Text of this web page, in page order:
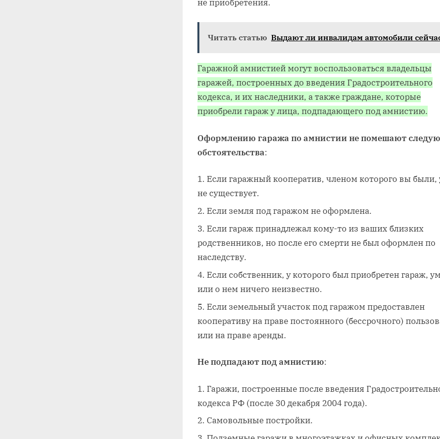
не приобретения.
Читать статью Выдают ли инвалидам автомобили
Гаражной амнистией могут воспользоваться владельцы
гаражей, построенных до введения Градостроительного
кодекса, и их наследники, а также граждане, которые
приобрели гараж у лица, подпадающего под амнистию.
Оформлению гаража по амнистии не помешают
обстоятельства:
Если гаражный кооператив, членом которого вы были,
не существует.
Если земля под гаражом не оформлена.
Если гараж принадлежал кому-то из ваших близких
родственников, но после его смерти не был оформлен по
наследству.
Если собственник, у которого был приобретен гараж,
или о нем ничего неизвестно.
Если земельный участок под гаражом предоставлен
кооперативу на праве постоянного (бессрочного)
или на праве аренды.
Не подпадают под амнистию:
Гаражи, построенные после введения
кодекса РФ (после 30 декабря 2004 года).
Самовольные постройки.